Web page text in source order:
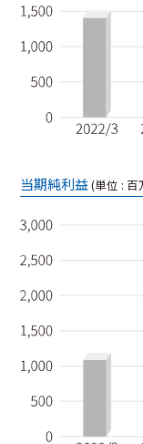
当期純利益(単位 : 百